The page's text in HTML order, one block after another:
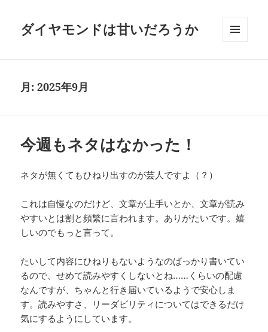
ダイヤモンドは甘いだろうか
月:2025年9月
今週もネタはなかった！
ネタが無くてもひねり出すのが芸人ですよ（？）
これは自慢なのだけど、文章が上手いとか、文章が読み
やすいとは割と頻繁に言われます。ありがたいです。嬉
しいのでもっと言って。
たいして内容にひねりもないようなのばっかり書いてい
るので、せめて読みやすくしないとね……くらいの配慮
なんですが、ちゃんと行き届いているようで安心しま
す。読みやすさ、リーダビリティについてはできるだけ
気にするようにしています。